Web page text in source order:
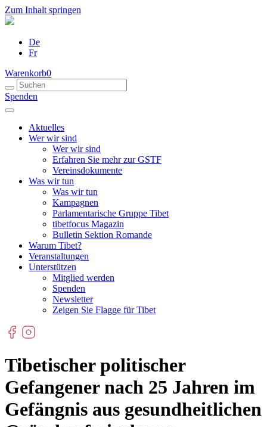
Zum Inhalt springen
De
Fr
Warenkorb0
Spenden
Aktuelles
Wer wir sind
Wer wir sind
Erfahren Sie mehr zur GSTF
Vereinsdokumente
Was wir tun
Was wir tun
Kampagnen
Parlamentarische Gruppe Tibet
tibetfocus Magazin
Bulletin Sektion Romande
Warum Tibet?
Veranstaltungen
Unterstützen
Mitglied werden
Spenden
Newsletter
Zeigen Sie Flagge für Tibet
Tibetischer politischer
Gefangener nach 25 Jahren im
Gefängnis aus gesundheitlichen